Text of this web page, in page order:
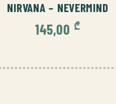
NIRVANA – NEVERMIND
145,00 ₾